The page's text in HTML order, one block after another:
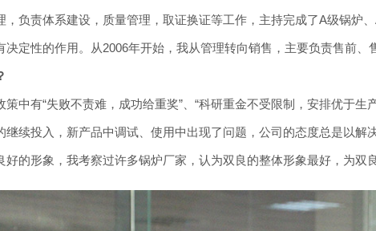
负责体系建设，质量管理，取证换证等工作，主持完成了A级锅炉
定性的作用。从2006年开始，我从管理转向销售，主要负责售前、
中有“失败不责难，成功给重奖”、“科研重金不受限制，安排优于
续投入，新产品中调试、使用中出现了问题，公司的态度总是以
的形象，我考察过许多锅炉厂家，认为双良的整体形象最好，为双